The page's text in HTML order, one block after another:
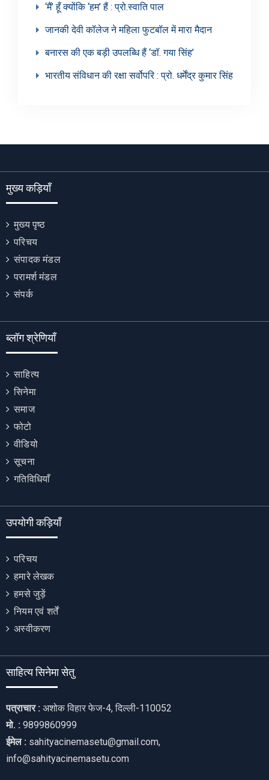
‘मैं’ हूँ क्योंकि ‘हम’ हैं : प्रो.स्वाति पाल
जानकी देवी कॉलेज ने महिला फुटबॉल में मारा मैदान
बनारस की एक बड़ी उपलब्धि हैं ‘डॉ. गया सिंह’
भारतीय संविधान की रक्षा सर्वोपरि : प्रो. धर्मेंद्र कुमार सिंह
मुख्य कड़ियाँ
मुख्य पृष्ठ
परिचय
संपादक मंडल
परामर्श मंडल
संपर्क
ब्लॉग श्रेणियाँ
साहित्य
सिनेमा
समाज
फोटो
वीडियो
सूचना
गतिविधियाँ
उपयोगी कड़ियाँ
परिचय
हमारे लेखक
हमसे जुड़ें
नियम एवं शर्तें
अस्वीकरण
साहित्य सिनेमा सेतु
पत्राचार : अशोक विहार फेज-4, दिल्ली-110052
मो. : 9899860999
ईमेल : sahityacinemasetu@gmail.com,
info@sahityacinemasetu.com